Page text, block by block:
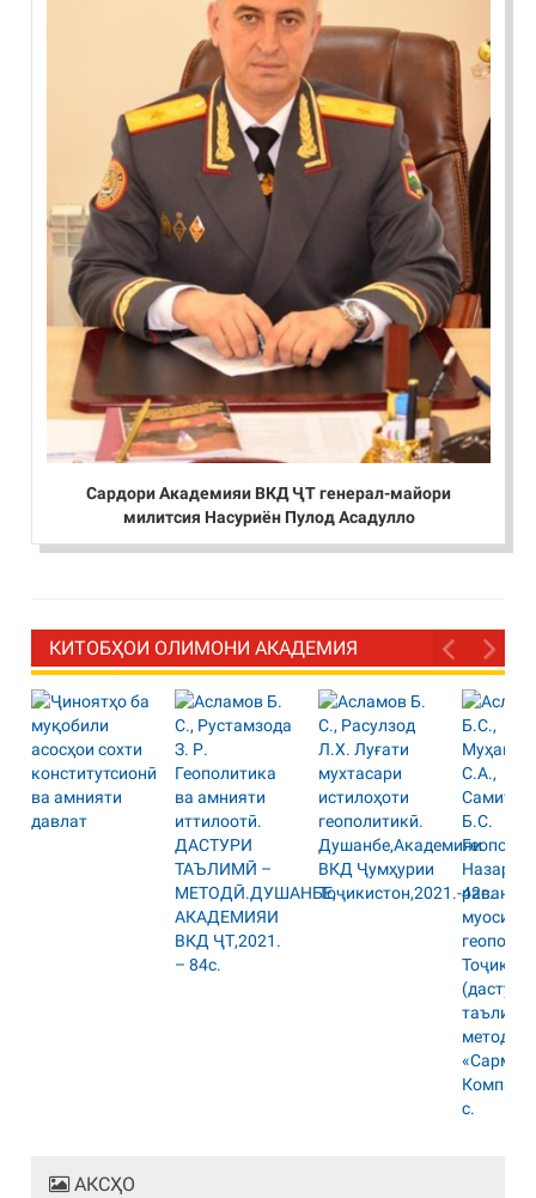
Сардори Академияи ВКД ҶТ генерал-майори
милитсия Насуриён Пулод Асадулло
КИТОБҲОИ ОЛИМОНИ АКАДЕМИЯ
АКСҲО